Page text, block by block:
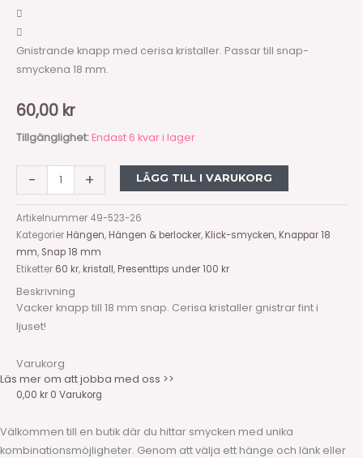
Gnistrande knapp med cerisa kristaller. Passar till snap-
smyckena 18 mm.
60,00 kr
Tillgänglighet:Endast 6 kvar i lager
- + LÄGG TILL I VARUKORG
Artikelnummer 49-523-26
Kategorier Hängen, Hängen & berlocker, Klick-smycken, Knappar 18
mm, Snap 18 mm
Etiketter 60 kr, kristall, Presenttips under 100 kr
Beskrivning
Vacker knapp till 18 mm snap. Cerisa kristaller gnistrar fint i
ljuset!
Varukorg
Läs mer om att jobba med oss >>
0,00 kr 0 Varukorg
Välkommen till en butik där du hittar smycken med unika
kombinationsmöjligheter. Genom att välja ett hänge och länk eller